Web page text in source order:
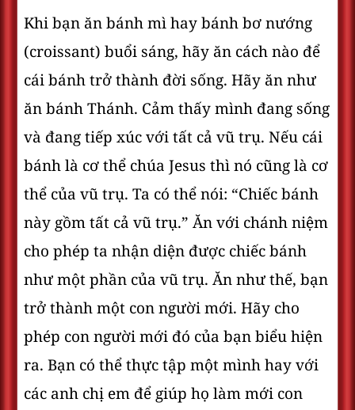
Khi bạn ăn bánh mì hay bánh bơ nướng
(croissant) buổi sáng, hãy ăn cách nào để
cái bánh trở thành đời sống. Hãy ăn như
ăn bánh Thánh. Cảm thấy mình đang sống
và đang tiếp xúc với tất cả vũ trụ. Nếu cái
bánh là cơ thể chúa Jesus thì nó cũng là cơ
thể của vũ trụ. Ta có thể nói: “Chiếc bánh
này gồm tất cả vũ trụ.” Ăn với chánh niệm
cho phép ta nhận diện được chiếc bánh
như một phần của vũ trụ. Ăn như thế, bạn
trở thành một con người mới. Hãy cho
phép con người mới đó của bạn biểu hiện
ra. Bạn có thể thực tập một mình hay với
các anh chị em để giúp họ làm mới con